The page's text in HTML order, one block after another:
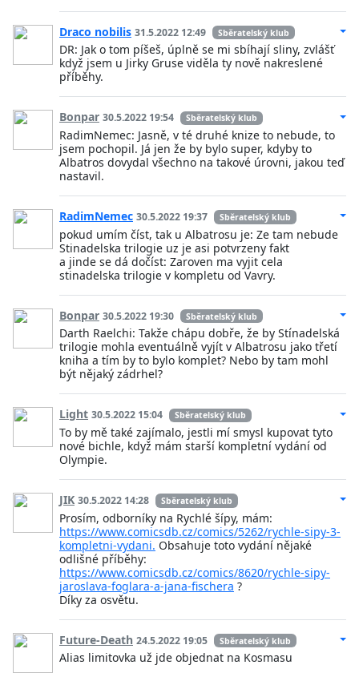
Draco nobilis 31.5.2022 12:49 Sběratelský klub
DR: Jak o tom píšeš, úplně se mi sbíhají sliny, zvlášť
když jsem u Jirky Gruse viděla ty nově nakreslené
příběhy.
Bonpar 30.5.2022 19:54 Sběratelský klub
RadimNemec: Jasně, v té druhé knize to nebude, to
jsem pochopil. Já jen že by bylo super, kdyby to
Albatros dovydal všechno na takové úrovni, jakou teď
nastavil.
RadimNemec 30.5.2022 19:37 Sběratelský klub
pokud umím číst, tak u Albatrosu je: Ze tam nebude
Stinadelska trilogie uz je asi potvrzeny fakt
a jinde se dá dočíst: Zaroven ma vyjit cela
stinadelska trilogie v kompletu od Vavry.
Bonpar 30.5.2022 19:30 Sběratelský klub
Darth Raelchi: Takže chápu dobře, že by Stínadelská
trilogie mohla eventuálně vyjít v Albatrosu jako třetí
kniha a tím by to bylo komplet? Nebo by tam mohl
být nějaký zádrhel?
Light 30.5.2022 15:04 Sběratelský klub
To by mě také zajímalo, jestli mí smysl kupovat tyto
nové bichle, když mám starší kompletní vydání od
Olympie.
JIK 30.5.2022 14:28 Sběratelský klub
Prosím, odborníky na Rychlé šípy, mám:
https://www.comicsdb.cz/comics/5262/rychle-sipy-3-
kompletni-vydani. Obsahuje toto vydání nějaké
odlišné příběhy:
https://www.comicsdb.cz/comics/8620/rychle-sipy-
jaroslava-foglara-a-jana-fischera ?
Díky za osvětu.
Future-Death 24.5.2022 19:05 Sběratelský klub
Alias limitovka už jde objednat na Kosmasu